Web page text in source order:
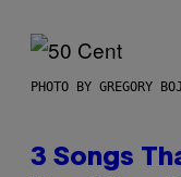
PHOTO BY GREGORY
3 Songs